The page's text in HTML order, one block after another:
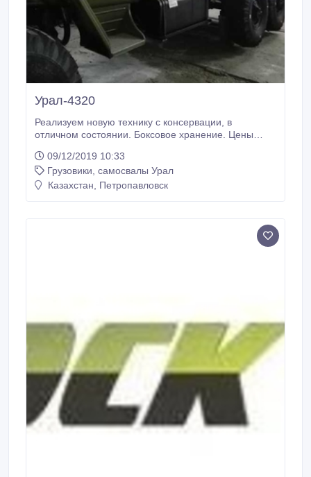
Урал-4320
Реализуем новую технику с консервации, в
отличном состоянии. Боксовое хранение. Цены
установкой грузоподъемностью 14 тонн. Подробная
инфомация по наличию техники - по запросу.
Местоположение склада - пос. Петухово,
09/12/2019 10:33
Грузовики, самосвалы Урал
Казахстан, Петропавловск